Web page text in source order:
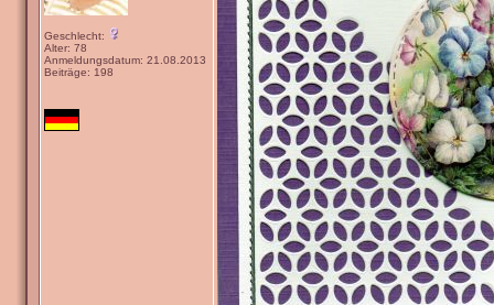
Geschlecht:
Alter: 78
Anmeldungsdatum: 21.08.2013
Beiträge: 198